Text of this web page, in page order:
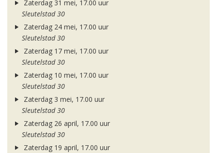
Zaterdag 31 mei, 17.00 uur
Sleutelstad 30
Zaterdag 24 mei, 17.00 uur
Sleutelstad 30
Zaterdag 17 mei, 17.00 uur
Sleutelstad 30
Zaterdag 10 mei, 17.00 uur
Sleutelstad 30
Zaterdag 3 mei, 17.00 uur
Sleutelstad 30
Zaterdag 26 april, 17.00 uur
Sleutelstad 30
Zaterdag 19 april, 17.00 uur